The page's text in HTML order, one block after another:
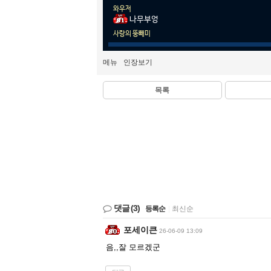
와우저
나무부엉
사랑의 뚱빼미
메뉴 인장보기
목록
댓글(3) 등록순 최신순
포세이큰 26-06-09 13:09
음,,잘 모르겠군